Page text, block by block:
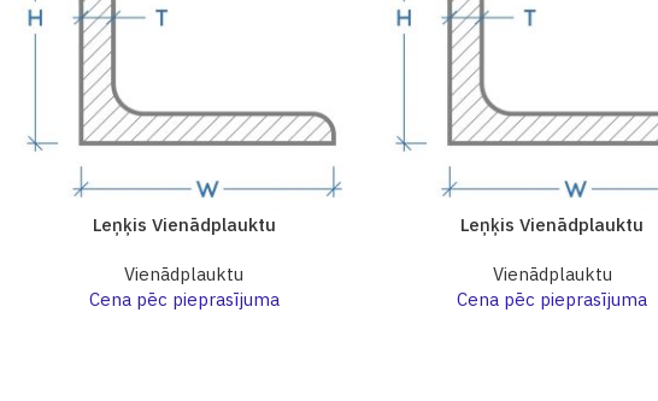
Leņķis Vienādplauktu
Vienādplauktu
Cena pēc pieprasījuma
Leņķis Vienādplauktu
Vienādplauktu
Cena pēc pieprasījuma